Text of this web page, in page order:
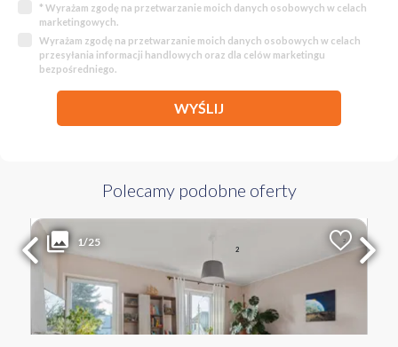
* Wyrażam zgodę na przetwarzanie moich danych osobowych w celach
marketingowych.
Wyrażam zgodę na przetwarzanie moich danych osobowych w celach
przesyłania informacji handlowych oraz dla celów marketingu
bezpośredniego.
WYŚLIJ
Polecamy podobne oferty
1/25Liczba pokoi
2
Cena za m 2
4 981 PLN
WIELKOPOLSKIE poznański ul. Augusta Cieszkowskiego